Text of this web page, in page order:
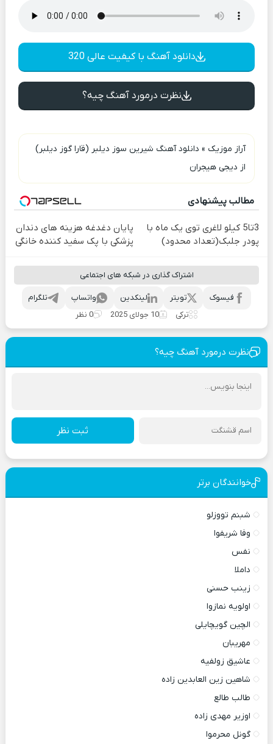
دانلود آهنگ با کیفیت عالی 320
نظرت درمورد آهنگ چیه؟
آراز موزیک » دانلود آهنگ شیرین سوز دیلبر (قارا گوز دیلبر)
از دیجی هیجران
مطالب پیشنهادی
3تا5 کیلو لاغری توی یک ماه با
پودر جلبک(تعداد محدود)
پایان دغدغه هزینه های دندان
پزشکی با پک سفید کننده خانگی
اشتراک گذاری در شبکه های اجتماعی
تلگرام واتساپ لینکدین تویتر
فیسوک
ترکی
10 جولای 2025 0 نظر
نظرت درمورد آهنگ چیه؟
ثبت نظر
خوانندگان برتر
شبنم تووزلو
وفا شریفوا
نفس
داملا
زینب حسنی
اولویه نمازوا
الچین گویچایلی
مهریبان
عاشیق زولفیه
شاهین زین العابدین زاده
طالب طالع
اوزیر مهدی زاده
گونل محرموا